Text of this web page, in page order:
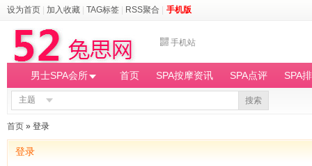
设为首页 加入收藏 TAG标签 RSS聚合 手机版
手机站
男士SPA会所 首页 SPA按摩资讯 SPA点评 SPA
主题 搜索
首页 » 登录
登录